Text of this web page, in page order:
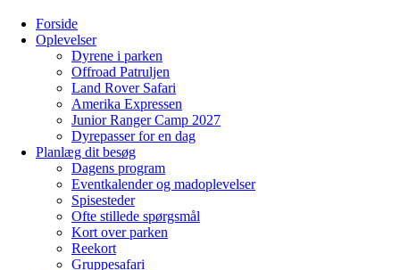
Forside
Oplevelser
Dyrene i parken
Offroad Patruljen
Land Rover Safari
Amerika Expressen
Junior Ranger Camp 2027
Dyrepasser for en dag
Planlæg dit besøg
Dagens program
Eventkalender og madoplevelser
Spisesteder
Ofte stillede spørgsmål
Kort over parken
Reekort
Gruppesafari